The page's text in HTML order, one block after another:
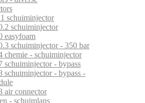
schuiminjector
schuiminjector
easyfoam
schuiminjector - 350 bar
chemie - schuiminjector
schuiminjector - bypass
schuiminjector - bypass -
air connector
- schuimlans